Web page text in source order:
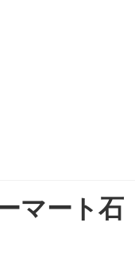
マート石